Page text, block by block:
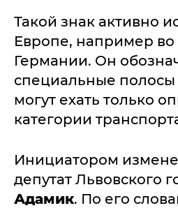
Такой знак активно
Европе, например
Германии. Он
специальные
могут ехать только
категории
Инициатором
депутат Львовского
Адамик. По его